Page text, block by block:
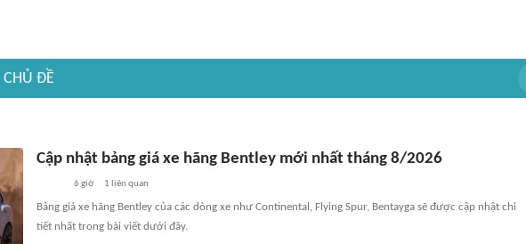
CHỦ ĐỀ
Cập nhật bảng giá xe hãng Bentley mới nhất tháng 8/2026
6 giờ 1 liên quan
Bảng giá xe hãng Bentley của các dòng xe như Continental, Flying Spur, Bentayga sẽ được cập nhật chi
tiết nhất trong bài viết dưới đây.